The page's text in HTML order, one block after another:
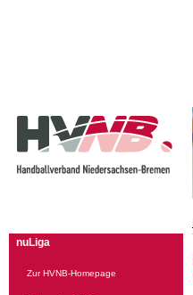
nuLiga
Zur HVNB-Homepage